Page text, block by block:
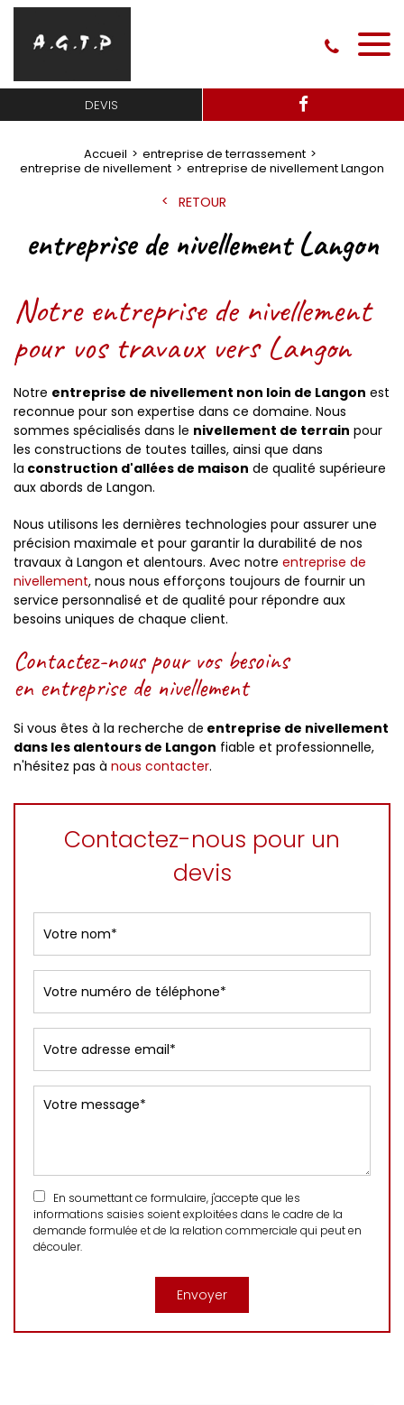
DEVIS
Accueil
entreprise de terrassement
entreprise de nivellement
entreprise de nivellement Langon
RETOUR
entreprise de nivellement Langon
Notre entreprise de nivellement
pour vos travaux vers Langon
Notre entreprise de nivellement non loin de Langon est
reconnue pour son expertise dans ce domaine. Nous
sommes spécialisés dans le nivellement de terrain pour
les constructions de toutes tailles, ainsi que dans
la construction d'allées de maison de qualité supérieure
aux abords de Langon.
Nous utilisons les dernières technologies pour assurer une
précision maximale et pour garantir la durabilité de nos
travaux à Langon et alentours. Avec notre entreprise de
nivellement, nous nous efforçons toujours de fournir un
service personnalisé et de qualité pour répondre aux
besoins uniques de chaque client.
Contactez-nous pour vos besoins
en entreprise de nivellement
Si vous êtes à la recherche de entreprise de nivellement
dans les alentours de Langon fiable et professionnelle,
n'hésitez pas à nous contacter.
Contactez-nous pour un
devis
En soumettant ce formulaire, j'accepte que les
informations saisies soient exploitées dans le cadre de la
demande formulée et de la relation commerciale qui peut en
découler.